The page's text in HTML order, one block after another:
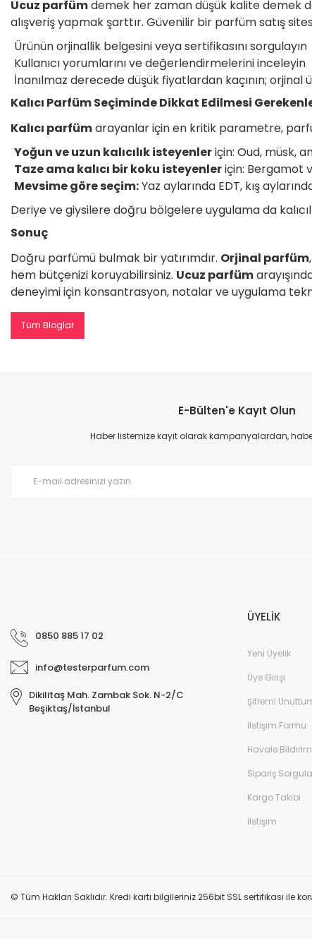
Ucuz parfümdemek her zaman düşük kalite demek
alışveriş yapmak şarttır. Güvenilir bir parfüm satış
Ürünün orjinallik belgesini veya sertifikasını sorgulayın
Kullanıcı yorumlarını ve değerlendirmelerini inceleyin
İnanılmaz derecede düşük fiyatlardan kaçının;
Kalıcı Parfüm Seçiminde Dikkat Edilmesi
Kalıcı parfümarayanlar için en kritik parametre,
Yoğun ve uzun kalıcılık isteyenleriçin: Oud, müsk,
Taze ama kalıcı bir koku isteyenleriçin: Bergamot
Mevsime göre seçim:Yaz aylarında EDT, kış
Deriye ve giysilere doğru bölgelere uygulama da
Sonuç
Doğru parfümü bulmak bir yatırımdır. Orjinal parfüm
hem bütçenizi koruyabilirsiniz. Ucuz parfüm
deneyimi için konsantrasyon, notalar ve uygulama
Tüm Bloglar
E-Bülten'e Kayıt Olun
Haber listemize kayıt olarak kampanyalardan,
0850 885 17 02
info@testerparfum.com
Dikilitaş Mah. Zambak Sok. N-2/C
Beşiktaş/İstanbul
ÜYELİK
Yeni Üyelik
Üye Girişi
Şifremi
İletişim Formu
Havale
Sipariş Sorgula
Kargo Takibi
İletişim
© Tüm Hakları Saklıdır. Kredi kartı bilgileriniz 256bit SSL sertifikası ile